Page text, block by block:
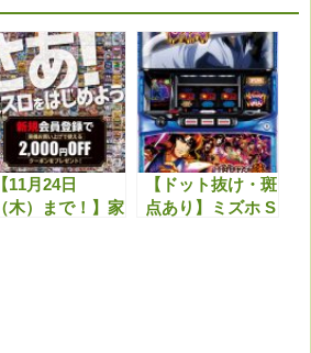
【11月24日
（木）まで！】家
【ドット抜け・斑
点あり】ミズホ S